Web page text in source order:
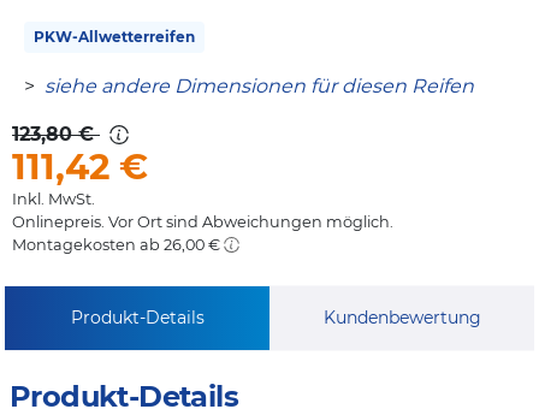
PKW-Allwetterreifen
> siehe andere Dimensionen für diesen Reifen
123,80 €
111,42 €
Inkl. MwSt.
Onlinepreis. Vor Ort sind Abweichungen möglich.
Montagekosten ab 26,00 €
Produkt-Details Kundenbewertung
Produkt-Details